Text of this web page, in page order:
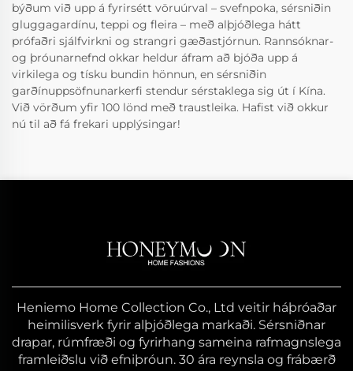
býðum við upp á fyrirsétt vöruúrval – svefnpoka, sérsniðin
gluggagardínu, teppi og fleira – með alþjóðlega hátt
prófaðri sjálfvirkni og strangri gæðastjórnun. Rannsóknar-
og þróunarnefnd okkar heldur áfram að bjóða upp á
virkilega og tísku bundin hönnun, en sérsniðin
garðínuppsöfnunarkerfi stendur sérstaklega sig út í Kína.
Við vörðum yfir 100 lönd með traustleika. Hafist við okkur
nú til að fá frekari upplýsingar!
Heniemo Home Collection Co., Ltd veitir háþróaðar
heimilisverk fyrir alþjóðlega markaði. Sérsniðnar
drapar, rúmfræði og fyrirhang sameina rafmagnslega
framleiðslu við efniþróun. 30 ára reynsla og frábærð